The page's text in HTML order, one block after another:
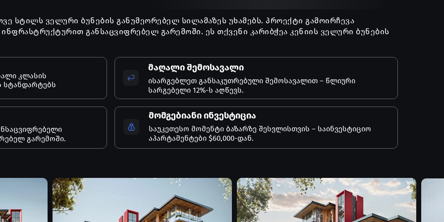
სტილს ველური ბუნების განუმეორებელ სილამაზეს უხამებს. პროექტი გამოირჩევა
განსაცვიფრებელ გარემოში. ეს თქვენი კარიბჭეა კენიის ველური ბუნების
გარემოში.
კლასის
სტანდარტებს
მომგებიანი ინვესტიცია
საუკეთესო მომენტი ბაზარზე შესვლისთვის – საინვესტიციო
აპარტამენტები $60,000-დან.
ისარგებლეთ განსაკუთრებული შემოსავალით – წლიური
სარგებელი 12%-ს აღწევს.
მაღალი შემოსავალი
აღმავალი ეკონომიკური ზონა გამოირჩევა
საგანმანათლებლო სივრცეებითა და 78-
უზრუნველყოფს სწრაფ
ამდე გზას მხოლოდ 30 წუთი სჭირდება, Ruiru